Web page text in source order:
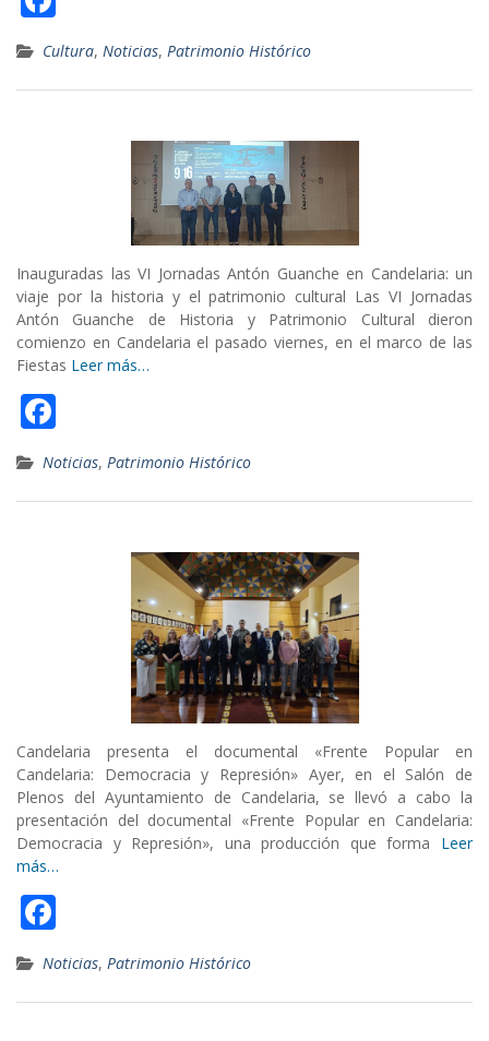
ac
e
b
Cultura, Noticias, Patrimonio Histórico
Inauguradas las VI Jornadas Antón Guanche en Candelaria: un
viaje por la historia y el patrimonio cultural Las VI Jornadas
Antón Guanche de Historia y Patrimonio Cultural dieron
comienzo en Candelaria el pasado viernes, en el marco de las
Fiestas Leer más…
ac
e
b
Noticias, Patrimonio Histórico
Candelaria presenta el documental «Frente Popular en
Candelaria: Democracia y Represión» Ayer, en el Salón de
Plenos del Ayuntamiento de Candelaria, se llevó a cabo la
presentación del documental «Frente Popular en Candelaria:
Democracia y Represión», una producción que forma Leer
más…
ac
e
b
Noticias, Patrimonio Histórico